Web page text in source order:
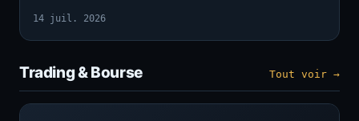
14 juil. 2026
Trading & Bourse Tout voir →